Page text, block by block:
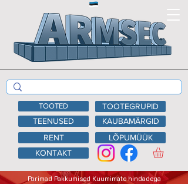
TEENUSED
KAUBAMÄRGID
RENT
LÕPUMÜÜK
KONTAKT
Parimad Pakkumised Kuumimate hindadega
TOOTED TOOTEGRUPID